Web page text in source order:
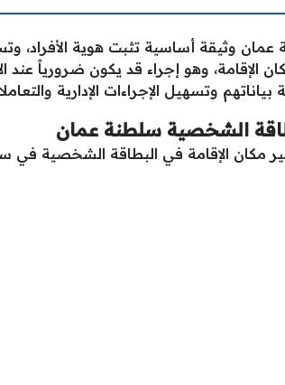
وثيقة أساسية تثبت هوية الأفراد،
الإقامة، وهو إجراء قد يكون ضرورياً
وتسهيل الإجراءات الإدارية
الشخصية سلطنة عمان
مكان الإقامة في البطاقة الشخصية في